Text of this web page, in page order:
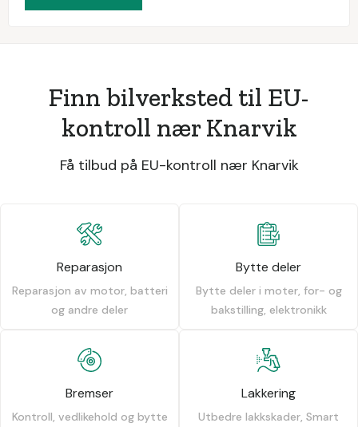
Finn bilverksted til EU-
kontroll nær Knarvik
Få tilbud på EU-kontroll nær Knarvik
Reparasjon
Reparasjon av motor, batteri
og andre deler
Bytte deler
Bytte deler i moter, for- og
bakstilling, elektronikk
Bremser
Kontroll, vedlikehold og bytte
Lakkering
Utbedre lakkskader, Smart